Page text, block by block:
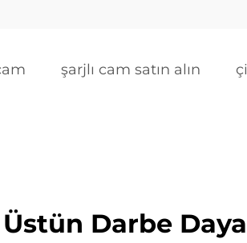
şarjlı cam satın alın
Üstün Darbe